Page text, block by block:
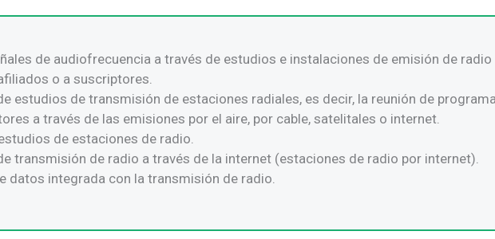
de audiofrecuencia a través de estudios e instalaciones de emisión de
o a suscriptores.
estudios de transmisión de estaciones radiales, es decir, la reunión de
a través de las emisiones por el aire, por cable, satelitales o internet.
de estaciones de radio.
transmisión de radio a través de la internet (estaciones de radio por internet).
datos integrada con la transmisión de radio.